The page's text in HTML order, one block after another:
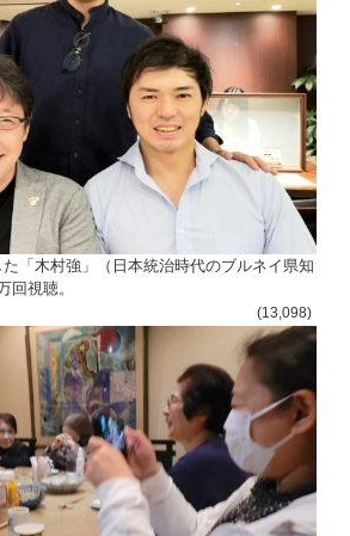
「木村強」（日本統治時代のブルネイ県知
回視聴。
(13,098)